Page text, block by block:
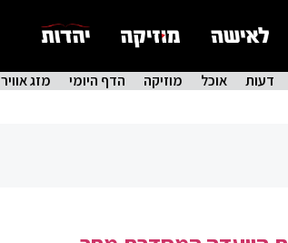
דעות אוכל מוזיקה הדף היומי מזג אוויר